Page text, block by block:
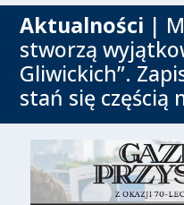
Aktualności |
stworzą
Gliwickich”.
stań się częścią